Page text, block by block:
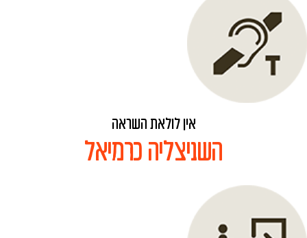
אין לולאת השראה
השניצליה כרמיאל